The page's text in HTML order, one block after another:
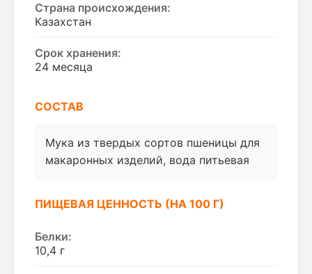
Страна происхождения:
Казахстан
Срок хранения:
24 месяца
СОСТАВ
Мука из твердых сортов пшеницы для
макаронных изделий, вода питьевая
ПИЩЕВАЯ ЦЕННОСТЬ (НА 100 Г)
Белки:
10,4 г